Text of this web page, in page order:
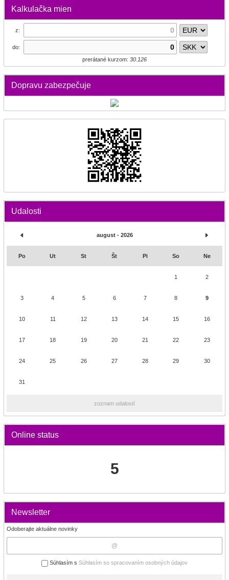
Kalkulačka mien
z:
do:
prerátané kurzom: 30.126
Dopravu zabezpečuje
Udalosti
august - 2026
Po Ut St Št Pi So Ne
1 2
3 4 5 6 7 8 9
10 11 12 13 14 15 16
17 18 19 20 21 22 23
24 25 26 27 28 29 30
31
zoznam udalostí
Online status
5
Newsletter
Odoberajte aktuálne novinky
Súhlasím s Súhlasím so spracovaním osobných údajov